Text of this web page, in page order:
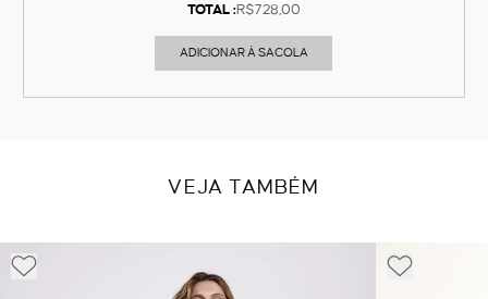
TOTAL :R$728,00
ADICIONAR À SACOLA
VEJA TAMBÉM